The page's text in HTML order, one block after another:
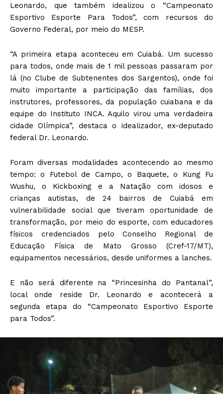
Leonardo, que também idealizou o “Campeonato
Esportivo Esporte Para Todos”, com recursos do
Governo Federal, por meio do MESP.
“A primeira etapa aconteceu em Cuiabá. Um sucesso
para todos, onde mais de 1 mil pessoas passaram por
lá (no Clube de Subtenentes dos Sargentos), onde foi
muito importante a participação das famílias, dos
instrutores, professores, da população cuiabana e da
equipe do Instituto INCA. Aquilo virou uma verdadeira
cidade Olímpica”, destaca o idealizador, ex-deputado
federal Dr. Leonardo.
Foram diversas modalidades acontecendo ao mesmo
tempo: o Futebol de Campo, o Baquete, o Kung Fu
Wushu, o Kickboxing e a Natação com idosos e
crianças autistas, de 24 bairros de Cuiabá em
vulnerabilidade social que tiveram oportunidade de
transformação, por meio do esporte, com educadores
físicos credenciados pelo Conselho Regional de
Educação Física de Mato Grosso (Cref-17/MT),
equipamentos necessários, desde uniformes a lanches.
E não será diferente na “Princesinha do Pantanal”,
local onde reside Dr. Leonardo e acontecerá a
segunda etapa do “Campeonato Esportivo Esporte
para Todos”.